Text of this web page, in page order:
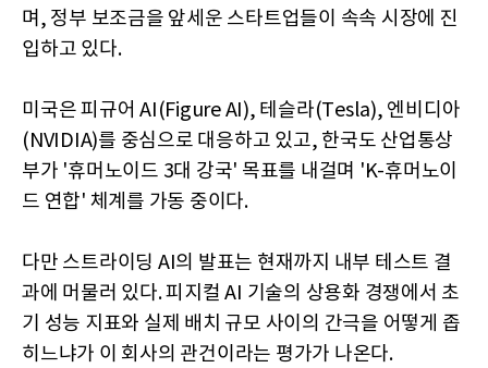
며, 정부 보조금을 앞세운 스타트업들이 속속 시장에 진
입하고 있다.
미국은 피규어 AI(Figure AI), 테슬라(Tesla), 엔비디아
(NVIDIA)를 중심으로 대응하고 있고, 한국도 산업통상
부가 '휴머노이드 3대 강국' 목표를 내걸며 'K-휴머노이
드 연합' 체계를 가동 중이다.
다만 스트라이딩 AI의 발표는 현재까지 내부 테스트 결
과에 머물러 있다. 피지컬 AI 기술의 상용화 경쟁에서 초
기 성능 지표와 실제 배치 규모 사이의 간극을 어떻게 좁
히느냐가 이 회사의 관건이라는 평가가 나온다.